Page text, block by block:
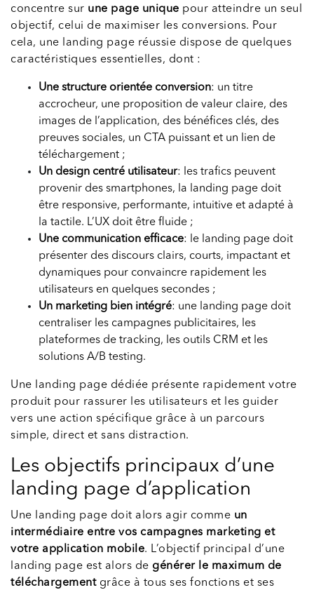
concentre sur une page unique pour atteindre un seul
objectif, celui de maximiser les conversions. Pour
cela, une landing page réussie dispose de quelques
caractéristiques essentielles, dont :
Une structure orientée conversion: un titre
accrocheur, une proposition de valeur claire, des
images de l’application, des bénéfices clés, des
preuves sociales, un CTA puissant et un lien de
téléchargement ;
Un design centré utilisateur: les trafics peuvent
provenir des smartphones, la landing page doit
être responsive, performante, intuitive et adapté à
la tactile. L’UX doit être fluide ;
Une communication efficace: le landing page doit
présenter des discours clairs, courts, impactant et
dynamiques pour convaincre rapidement les
utilisateurs en quelques secondes ;
Un marketing bien intégré: une landing page doit
centraliser les campagnes publicitaires, les
plateformes de tracking, les outils CRM et les
solutions A/B testing.
Une landing page dédiée présente rapidement votre
produit pour rassurer les utilisateurs et les guider
vers une action spécifique grâce à un parcours
simple, direct et sans distraction.
Les objectifs principaux d’une
landing page d’application
Une landing page doit alors agir comme un
intermédiaire entre vos campagnes marketing et
votre application mobile. L’objectif principal d’une
landing page est alors de générer le maximum de
téléchargementgrâce à tous ses fonctions et ses